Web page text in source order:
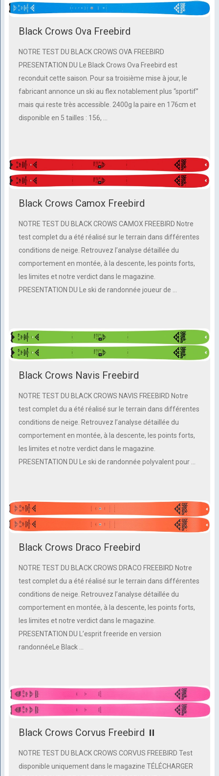
Black Crows Ova Freebird
NOTRE TEST DU BLACK CROWS OVA FREEBIRD
PRESENTATION DU Le Black Crows Ova Freebird est
reconduit cette saison. Pour sa troisième mise à jour, le
fabricant annonce un ski au flex notablement plus “sportif”
mais qui reste très accessible. 2400g la paire en 176cm et
disponible en 5 tailles : 156, …
Black Crows Camox Freebird
NOTRE TEST DU BLACK CROWS CAMOX FREEBIRD Notre
test complet du a été réalisé sur le terrain dans différentes
conditions de neige. Retrouvez l’analyse détaillée du
comportement en montée, à la descente, les points forts,
les limites et notre verdict dans le magazine.
PRESENTATION DU Le ski de randonnée joueur de …
Black Crows Navis Freebird
NOTRE TEST DU BLACK CROWS NAVIS FREEBIRD Notre
test complet du a été réalisé sur le terrain dans différentes
conditions de neige. Retrouvez l’analyse détaillée du
comportement en montée, à la descente, les points forts,
les limites et notre verdict dans le magazine.
PRESENTATION DU Le ski de randonnée polyvalent pour …
Black Crows Draco Freebird
NOTRE TEST DU BLACK CROWS DRACO FREEBIRD Notre
test complet du a été réalisé sur le terrain dans différentes
conditions de neige. Retrouvez l’analyse détaillée du
comportement en montée, à la descente, les points forts,
les limites et notre verdict dans le magazine.
PRESENTATION DU L’esprit freeride en version
randonnéeLe Black …
Black Crows Corvus Freebird ⏸
NOTRE TEST DU BLACK CROWS CORVUS FREEBIRD Test
disponible uniquement dans le magazine TÉLÉCHARGER